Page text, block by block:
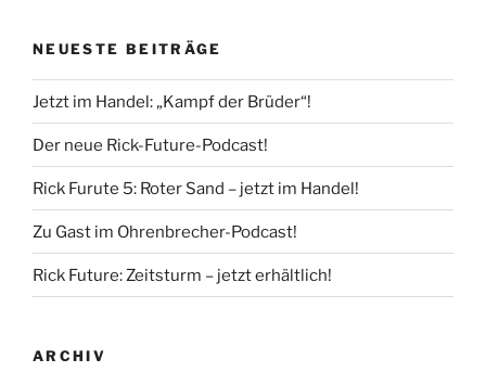
NEUESTE BEITRÄGE
Jetzt im Handel: „Kampf der Brüder“!
Der neue Rick-Future-Podcast!
Rick Furute 5: Roter Sand – jetzt im Handel!
Zu Gast im Ohrenbrecher-Podcast!
Rick Future: Zeitsturm – jetzt erhältlich!
ARCHIV